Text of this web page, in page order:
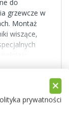
do
grzewcze w
Montaż
wiszące,
idealny
prywatności